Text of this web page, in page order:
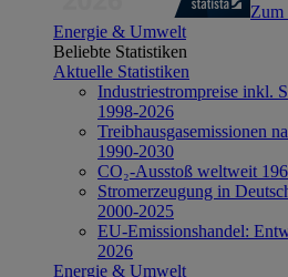
Zum
Energie & Umwelt
Beliebte Statistiken
Aktuelle Statistiken
Industriestrompreise inkl.
1998-2026
Treibhausgasemissionen
1990-2030
CO₂-Ausstoß weltweit
Stromerzeugung in
2000-2025
EU-Emissionshandel:
2026
Energie & Umwelt